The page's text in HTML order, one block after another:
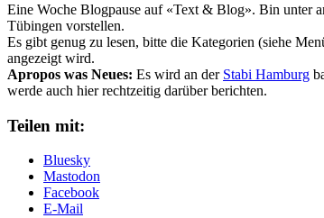
Eine Woche Blogpause auf «Text & Blog». Bin unter
Tübingen vorstellen.
Es gibt genug zu lesen, bitte die Kategorien (siehe
angezeigt wird.
Apropos was Neues: Es wird an der Stabi Hamburg
werde auch hier rechtzeitig darüber berichten.
Teilen mit:
Bluesky
Mastodon
Facebook
E-Mail